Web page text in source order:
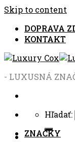
Skip to content
DOPRAVA
KONTAKT
- LUXUSNÁ
Hľadať:
ZNAČKY